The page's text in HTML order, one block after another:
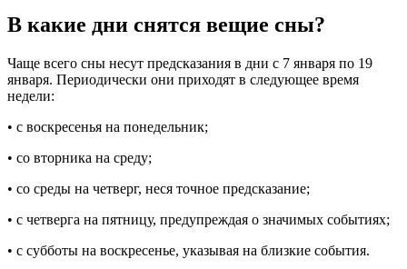
В какие дни снятся вещие сны?
Чаще всего сны несут предсказания в дни с 7 января по 19
января. Периодически они приходят в следующее время
недели:
• с воскресенья на понедельник;
• со вторника на среду;
• со среды на четверг, неся точное предсказание;
• с четверга на пятницу, предупреждая о значимых событиях;
• с субботы на воскресенье, указывая на близкие события.